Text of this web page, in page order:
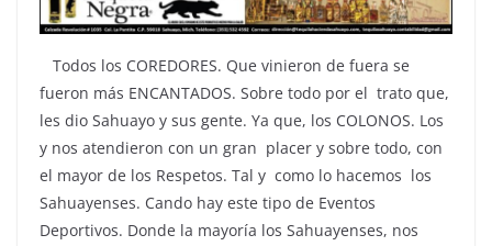
Todos los COREDORES. Que vinieron de fuera se
fueron más ENCANTADOS. Sobre todo por el trato que,
les dio Sahuayo y sus gente. Ya que, los COLONOS. Los
y nos atendieron con un gran placer y sobre todo, con
el mayor de los Respetos. Tal y como lo hacemos los
Sahuayenses. Cando hay este tipo de Eventos
Deportivos. Donde la mayoría los Sahuayenses, nos